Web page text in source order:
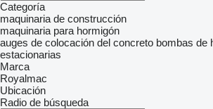
Categoría
maquinaria de construcción
maquinaria para hormigón
auges de colocación del concreto bombas de
estacionarias
Marca
Royalmac
Ubicación
Radio de búsqueda